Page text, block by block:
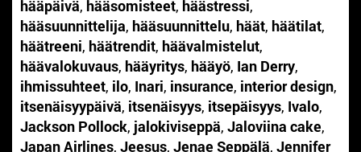
hääpäivä, hääsomisteet, häästressi,
hääsuunnittelija, hääsuunnittelu, häät, häätilat,
häätreeni, häätrendit, häävalmistelut,
häävalokuvaus, hääyritys, hääyö, Ian Derry,
ihmissuhteet, ilo, Inari, insurance, interior design,
itsenäisyypäivä, itsenäisyys, itsepäisyys, Ivalo,
Jackson Pollock, jalokiviseppä, Jaloviina cake,
Japan Airlines, Jeesus, Jenae Seppälä, Jennifer